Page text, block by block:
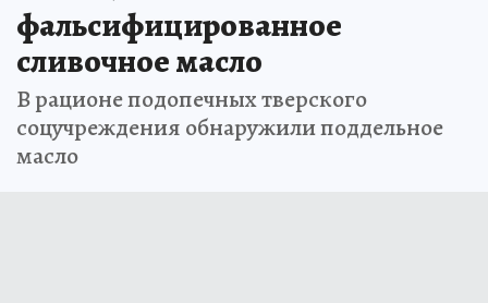
фальсифицированное
сливочное масло
В рационе подопечных тверского
соцучреждения обнаружили поддельное
масло